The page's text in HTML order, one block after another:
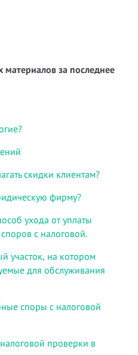
материалов за последнее
скидки клиентам?
фирму?
ухода от уплаты
с налоговой.
участок, на котором
для обслуживания
споры с налоговой
проверки в